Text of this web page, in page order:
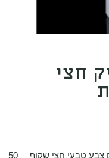
חצי
בקבוקי טפי פלסטיק, בקבוקי טיפות עיניים צבע טבעי חצי שקוף – 50